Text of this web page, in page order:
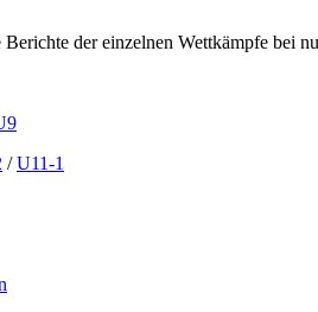
Berichte der einzelnen Wettkämpfe bei
/U11-1